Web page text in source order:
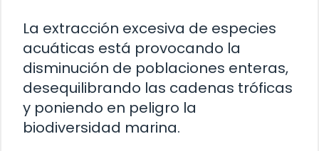
La extracción excesiva de especies
acuáticas está provocando la
disminución de poblaciones enteras,
desequilibrando las cadenas tróficas
y poniendo en peligro la
biodiversidad marina.